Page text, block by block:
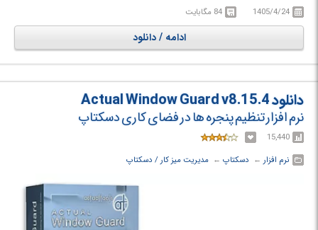
مشاهده کنید. همانطور که می دانید برنامه‌ریزی دقیق پروژه‌ های بزرگ و پیچیده
معمولا مستلزم تفکیک و سازمان‌دهی آنها در قالب پروژه‌های کوچک‌تر و ساده‌تر به
منظور درک بهتر وظایف موجود است. اگر به دنبال ابزاری برای انجام برنامه‌ریزی و
پیگیری‌های دقیق پیشرفت پروژه در مراحل مختلف هستید و از طرفی حفظ
Steelray Project Viewer می‌تواند انتخاب مناسبی برای شما باشد. وضعیت
تغییرات و به روز رسانی های انجام شده در بخش های مختلف پروژه به صورت
الکترونیکی به مدیر ارسال می‌شود تا دیگر نیازی به خواندن خط به خط پروژه برای
دریافت تغییرات اعمال شده نباشد.
1405/4/24 84 مگابایت
ادامه / دانلود
دانلود Actual Window Guard v8.15.4
نرم افزار تنظیم پنجره ها در فضای کاری دسکتاپ
15,440
نرم افزار ← ‏ دسکتاپ ← ‏ مدیریت میز کار / دسکتاپ